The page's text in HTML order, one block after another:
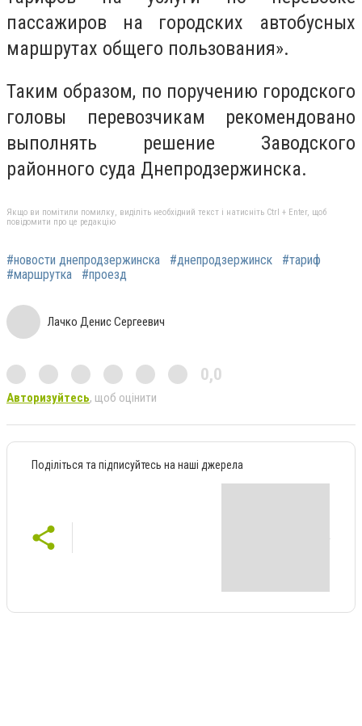
пассажиров на городских автобусных
маршрутах общего пользования».
Таким образом, по поручению городского
головы перевозчикам рекомендовано
выполнять решение Заводского
районного суда Днепродзержинска.
Якщо ви помітили помилку, виділіть необхідний текст і натисніть Ctrl + Enter, щоб
повідомити про це редакцію
#новости днепродзержинска #днепродзержинск
#тариф
#маршрутка
#проезд
Лачко Денис Сергеевич
0,0
Авторизуйтесь, щоб оцінити
Поділіться та підписуйтесь на наші джерела